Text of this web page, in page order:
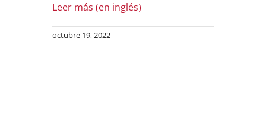
Leer más (en inglés)
octubre 19, 2022